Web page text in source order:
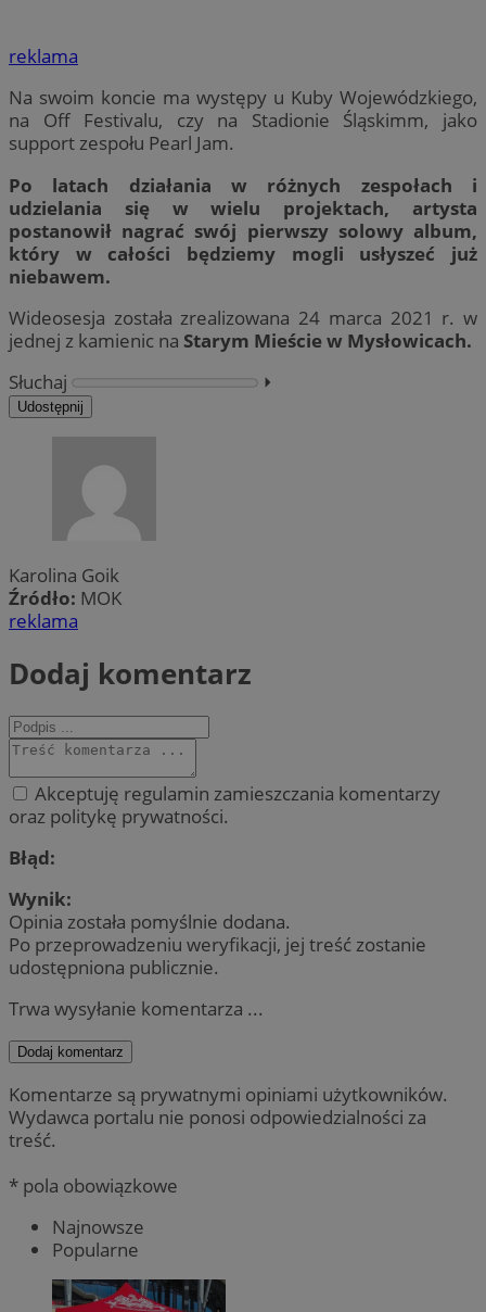
reklama
Na swoim koncie ma występy u Kuby Wojewódzkiego,
na Off Festivalu, czy na Stadionie Śląskimm, jako
support zespołu Pearl Jam.
Po latach działania w różnych zespołach i
udzielania się w wielu projektach, artysta
postanowił nagrać swój pierwszy solowy album,
który w całości będziemy mogli usłyszeć już
niebawem.
Wideosesja została zrealizowana 24 marca 2021 r. w
jednej z kamienic na Starym Mieście w Mysłowicach.
Słuchaj
⏵︎
Udostępnij
Karolina Goik
Źródło: MOK
reklama
Dodaj komentarz
Akceptuję regulamin zamieszczania komentarzy
oraz politykę prywatności.
Błąd:
Wynik:
Opinia została pomyślnie dodana.
Po przeprowadzeniu weryfikacji, jej treść zostanie
udostępniona publicznie.
Trwa wysyłanie komentarza ...
Dodaj komentarz
Komentarze są prywatnymi opiniami użytkowników.
Wydawca portalu nie ponosi odpowiedzialności za
treść.
* pola obowiązkowe
Najnowsze
Popularne